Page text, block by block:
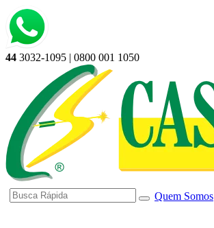
44 3032-1095 | 0800 001 1050
Quem Somos